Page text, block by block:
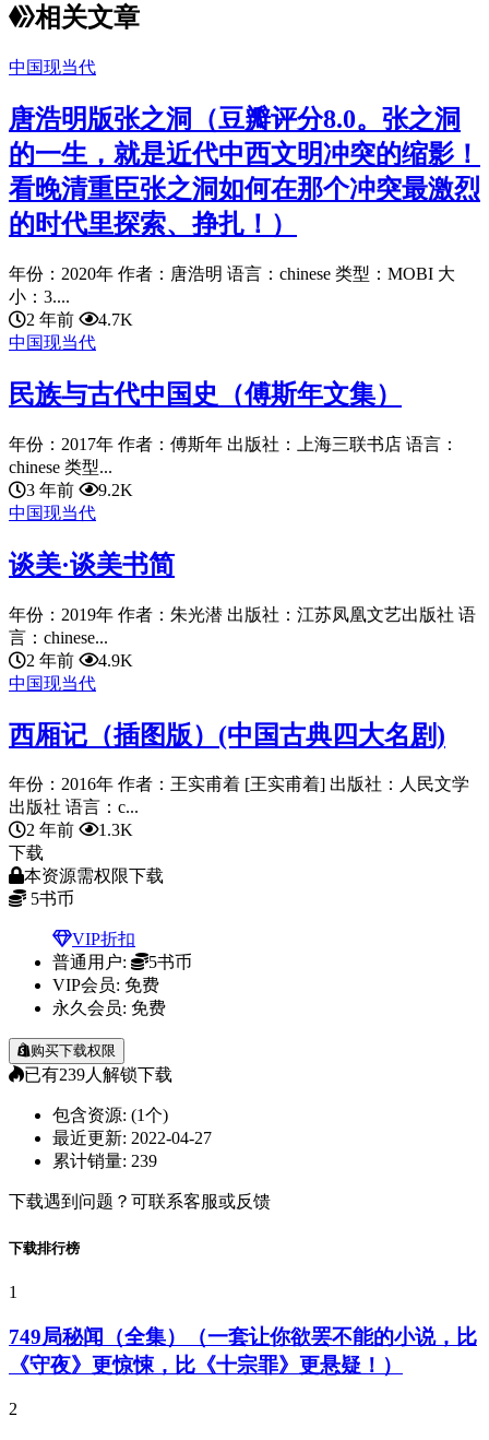
相关文章
中国现当代
唐浩明版张之洞（豆瓣评分8.0。张之洞
的一生，就是近代中西文明冲突的缩影！
看晚清重臣张之洞如何在那个冲突最激烈
的时代里探索、挣扎！）
年份：2020年 作者：唐浩明 语言：chinese 类型：MOBI 大
小：3....
2 年前
4.7K
中国现当代
民族与古代中国史（傅斯年文集）
年份：2017年 作者：傅斯年 出版社：上海三联书店 语言：
chinese 类型...
3 年前
9.2K
中国现当代
谈美·谈美书简
年份：2019年 作者：朱光潜 出版社：江苏凤凰文艺出版社 语
言：chinese...
2 年前
4.9K
中国现当代
西厢记（插图版）(中国古典四大名剧)
年份：2016年 作者：王实甫着 [王实甫着] 出版社：人民文学
出版社 语言：c...
2 年前
1.3K
下载
本资源需权限下载
5书币
VIP折扣
普通用户:
5书币
VIP会员: 免费
永久会员: 免费
购买下载权限
已有239人解锁下载
包含资源: (1个)
最近更新: 2022-04-27
累计销量: 239
下载遇到问题？可联系客服或反馈
下载排行榜
1
749局秘闻（全集）（一套让你欲罢不能的小说，比
《守夜》更惊悚，比《十宗罪》更悬疑！）
2